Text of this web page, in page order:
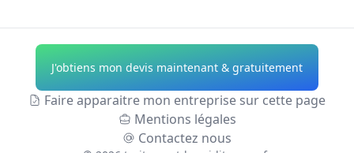
Traitement
Valle-d'Orezza
Traitement
d'Humidité en Cave
Traitement
Allier
Traitement
d'Humidité en Cave
J'obtiens mon devis maintenant & gratuitement
Faire apparaitre mon entreprise sur cette page
Mentions légales
Contactez nous